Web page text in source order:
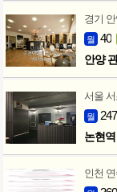
경기 안
월 40
안양
서울
월 247
논현
인천